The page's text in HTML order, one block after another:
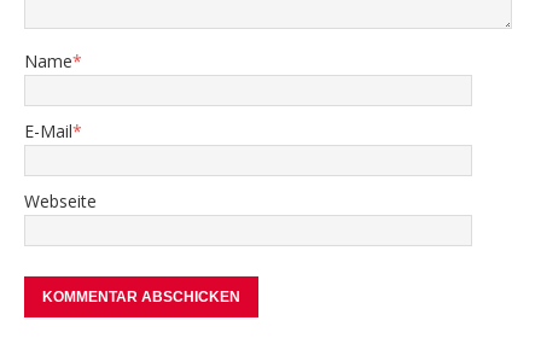
Name*
E-Mail*
Webseite